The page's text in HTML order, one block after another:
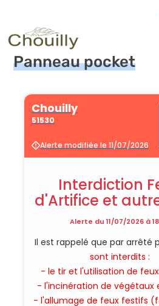
Accueil La commune
Panneau pocket